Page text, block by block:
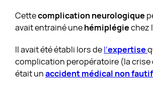
Cettecomplication neurologique
avait entrainé unehémiplégiechez
Il avait été établi lors del’expertise
complication peropératoire (la crise
était unaccident médical non fautif